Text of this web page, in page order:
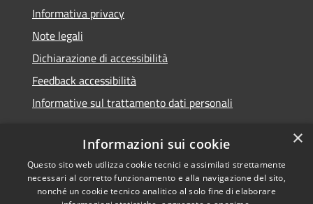
Informativa privacy
Note legali
Dichiarazione di accessibilità
Feedback accessibilità
Informative sul trattamento dati personali
RSS
Accessibilità
Copyright © 2026 • Comune di
Pioltello • Powered by
×
Informazioni sui cookie
Questo sito web utilizza cookie tecnici e assimilati strettamente
necessari al corretto funzionamento e alla navigazione del sito,
nonché un cookie tecnico analitico al solo fine di elaborare